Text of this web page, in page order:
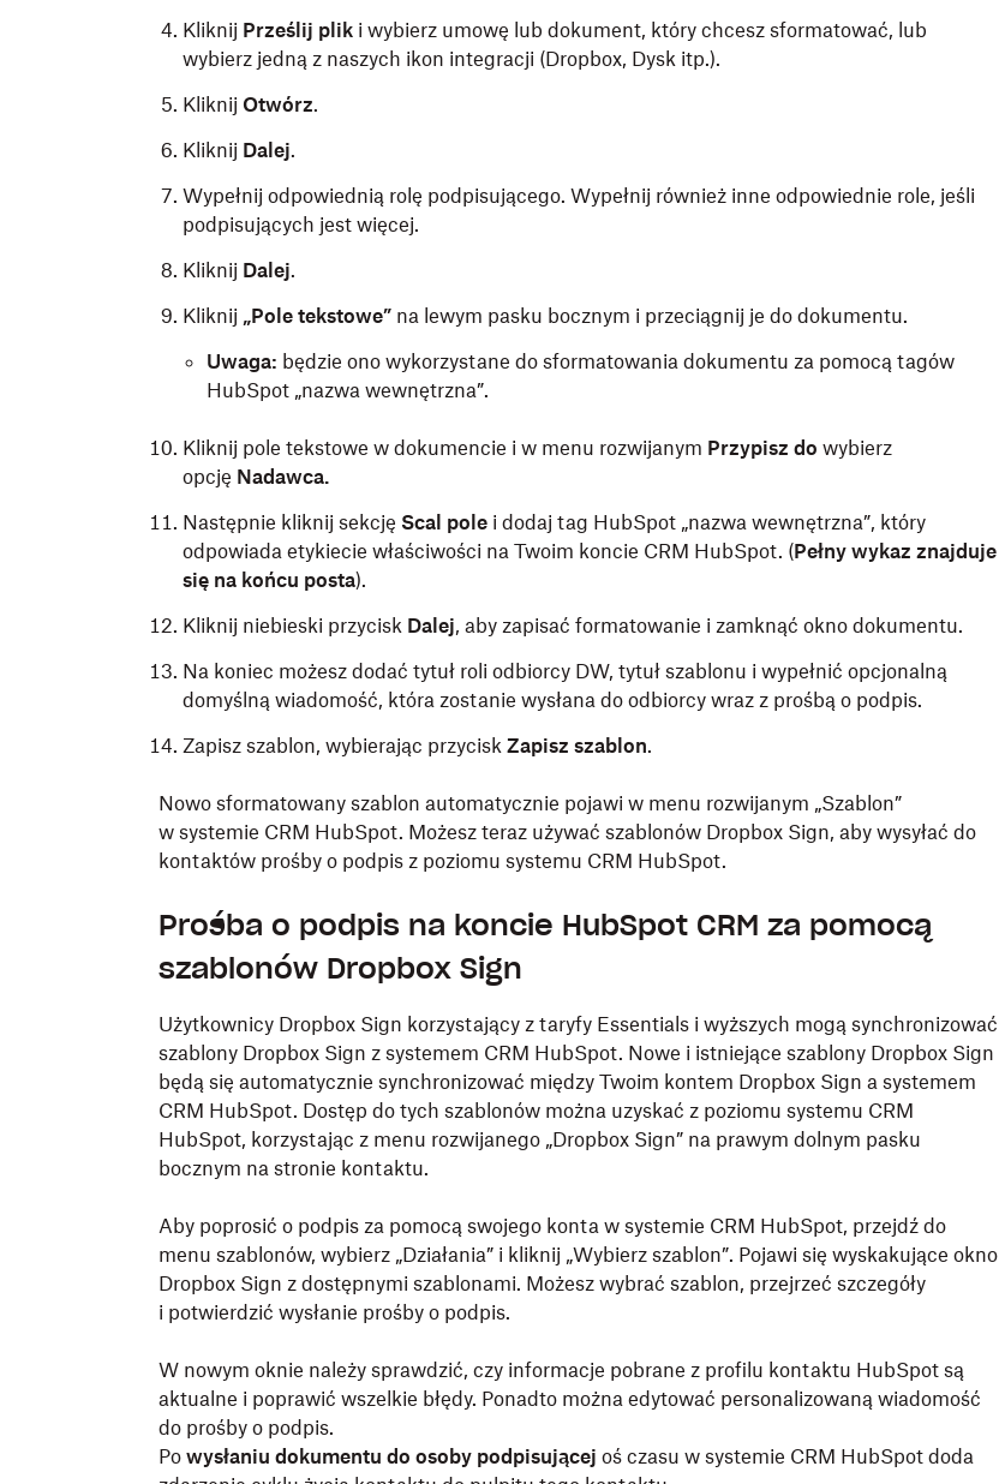
Kliknij Prześlij plik i wybierz umowę lub dokument, który chcesz sformatować, lub
wybierz jedną z naszych ikon integracji (Dropbox, Dysk itp.).
Kliknij Otwórz.
Kliknij Dalej.
Wypełnij odpowiednią rolę podpisującego. Wypełnij również inne odpowiednie role, jeśli
podpisujących jest więcej.
Kliknij Dalej.
Kliknij „Pole tekstowe” na lewym pasku bocznym i przeciągnij je do dokumentu.
Uwaga: będzie ono wykorzystane do sformatowania dokumentu za pomocą tagów
HubSpot „nazwa wewnętrzna”.
Kliknij pole tekstowe w dokumencie i w menu rozwijanym Przypisz do wybierz
opcję Nadawca.
Następnie kliknij sekcję Scal pole i dodaj tag HubSpot „nazwa wewnętrzna”, który
odpowiada etykiecie właściwości na Twoim koncie CRM HubSpot. (Pełny wykaz znajduje
się na końcu posta).
Kliknij niebieski przycisk Dalej, aby zapisać formatowanie i zamknąć okno dokumentu.
Na koniec możesz dodać tytuł roli odbiorcy DW, tytuł szablonu i wypełnić opcjonalną
domyślną wiadomość, która zostanie wysłana do odbiorcy wraz z prośbą o podpis.
Zapisz szablon, wybierając przycisk Zapisz szablon.
Nowo sformatowany szablon automatycznie pojawi w menu rozwijanym „Szablon”
w systemie CRM HubSpot. Możesz teraz używać szablonów Dropbox Sign, aby wysyłać do
kontaktów prośby o podpis z poziomu systemu CRM HubSpot.
Prośba o podpis na koncie HubSpot CRM za pomocą
szablonów Dropbox Sign
Użytkownicy Dropbox Sign korzystający z taryfy Essentials i wyższych mogą synchronizować
szablony Dropbox Sign z systemem CRM HubSpot. Nowe i istniejące szablony Dropbox Sign
będą się automatycznie synchronizować między Twoim kontem Dropbox Sign a systemem
CRM HubSpot. Dostęp do tych szablonów można uzyskać z poziomu systemu CRM
HubSpot, korzystając z menu rozwijanego „Dropbox Sign” na prawym dolnym pasku
bocznym na stronie kontaktu.
Aby poprosić o podpis za pomocą swojego konta w systemie CRM HubSpot, przejdź do
menu szablonów, wybierz „Działania” i kliknij „Wybierz szablon”. Pojawi się wyskakujące okno
Dropbox Sign z dostępnymi szablonami. Możesz wybrać szablon, przejrzeć szczegóły
i potwierdzić wysłanie prośby o podpis.
W nowym oknie należy sprawdzić, czy informacje pobrane z profilu kontaktu HubSpot są
aktualne i poprawić wszelkie błędy. Ponadto można edytować personalizowaną wiadomość
do prośby o podpis.
Po wysłaniu dokumentu do osoby podpisującej oś czasu w systemie CRM HubSpot doda